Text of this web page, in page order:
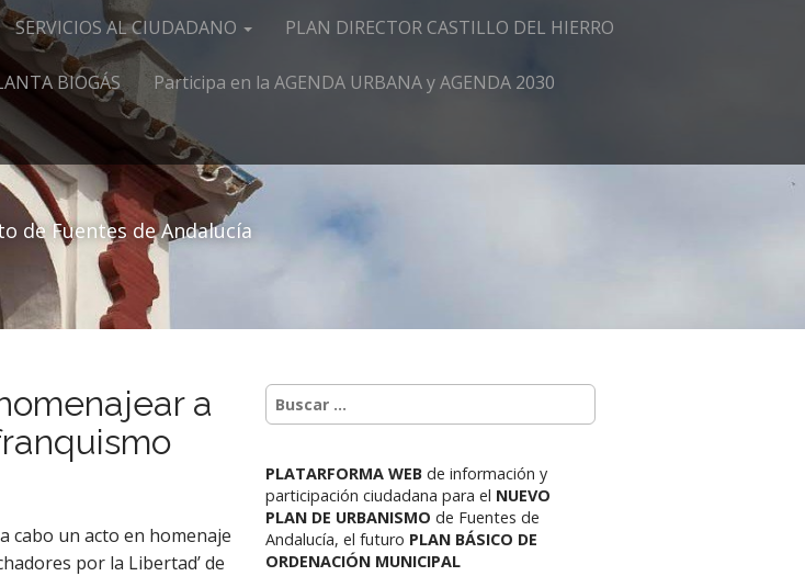
SERVICIOS AL CIUDADANO PLAN DIRECTOR CASTILLO DEL HIERRO
BIOGÁS Participa en la AGENDA URBANA y AGENDA 2030
de Fuentes de Andalucía
a
cabo un acto en homenaje
por la Libertad’ de
PLATARFORMA WEBde información y
participación ciudadana para el NUEVO
PLAN DE URBANISMOde Fuentes de
Andalucía, el futuro PLAN BÁSICO DE
ORDENACIÓN MUNICIPAL